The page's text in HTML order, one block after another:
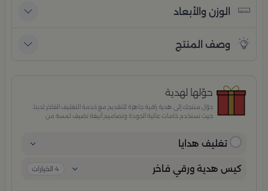
الوزن والأبعاد
وصف المنتج
حوّلها لهدية
حوّل منتجك إلى هدية راقية جاهزة للتقديم مع خدمة التغليف الفاخر لدينا،
حيث نستخدم خامات عالية الجودة وتصاميم أنيقة تضيف لمسة من
تغليف هدايا
كيس هدية ورقي فاخر 4 الخيارات